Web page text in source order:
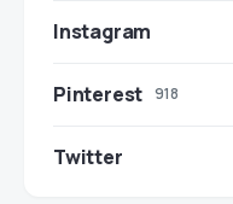
Instagram
Pinterest 918
Twitter